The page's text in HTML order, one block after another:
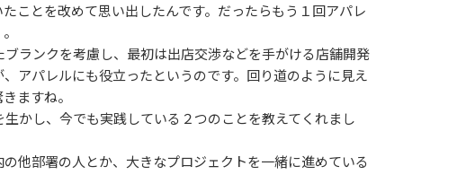
ことを改めて思い出したんです。だったらもう１回アパレ
ランクを考慮し、最初は出店交渉などを手がける店舗開発
アパレルにも役立ったというのです。回り道のように見え
ますね。
かし、今でも実践している２つのことを教えてくれまし
他部署の人とか、大きなプロジェクトを一緒に進めている